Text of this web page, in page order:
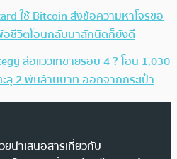
ใช้ Bitcoin ส่งข้อความหาโจรขอ
ชีวิตโอนกลับมาสักนิดก็ยังดี
ส่อแววเทขายรอบ 4 ? โอน 1,030
ลุ 2 พันล้านบาท ออกจากกระเป๋า
นำเสนอสารเกี่ยวกับ